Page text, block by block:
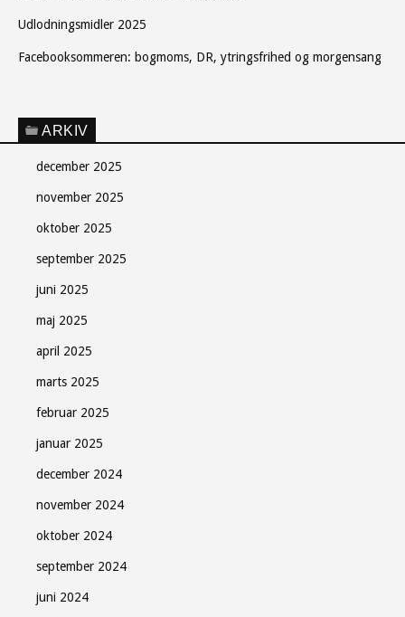
Udlodningsmidler 2025
Facebooksommeren: bogmoms, DR, ytringsfrihed og morgensang
ARKIV
december 2025
november 2025
oktober 2025
september 2025
juni 2025
maj 2025
april 2025
marts 2025
februar 2025
januar 2025
december 2024
november 2024
oktober 2024
september 2024
juni 2024